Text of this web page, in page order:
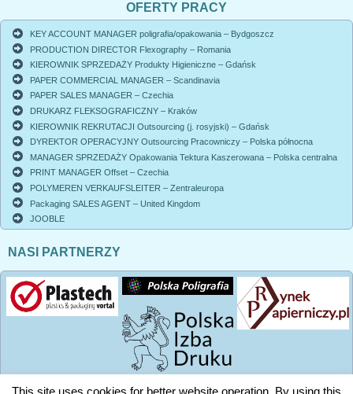
OFERTY PRACY
KEY ACCOUNT MANAGER poligrafia/opakowania – Bydgoszcz
PRODUCTION DIRECTOR Flexography – Romania
KIEROWNIK SPRZEDAŻY Produkty Higieniczne – Gdańsk
PAPER COMMERCIAL MANAGER – Scandinavia
PAPER SALES MANAGER – Czechia
DRUKARZ FLEKSOGRAFICZNY – Kraków
KIEROWNIK REKRUTACJI Outsourcing (j. rosyjski) – Gdańsk
DYREKTOR OPERACYJNY Outsourcing Pracowniczy – Polska północna
MANAGER SPRZEDAŻY Opakowania Tektura Kaszerowana – Polska centralna
PRINT MANAGER Offset – Czechia
POLYMEREN VERKAUFSLEITER – Zentraleuropa
Packaging SALES AGENT – United Kingdom
JOOBLE
NASI PARTNERZY